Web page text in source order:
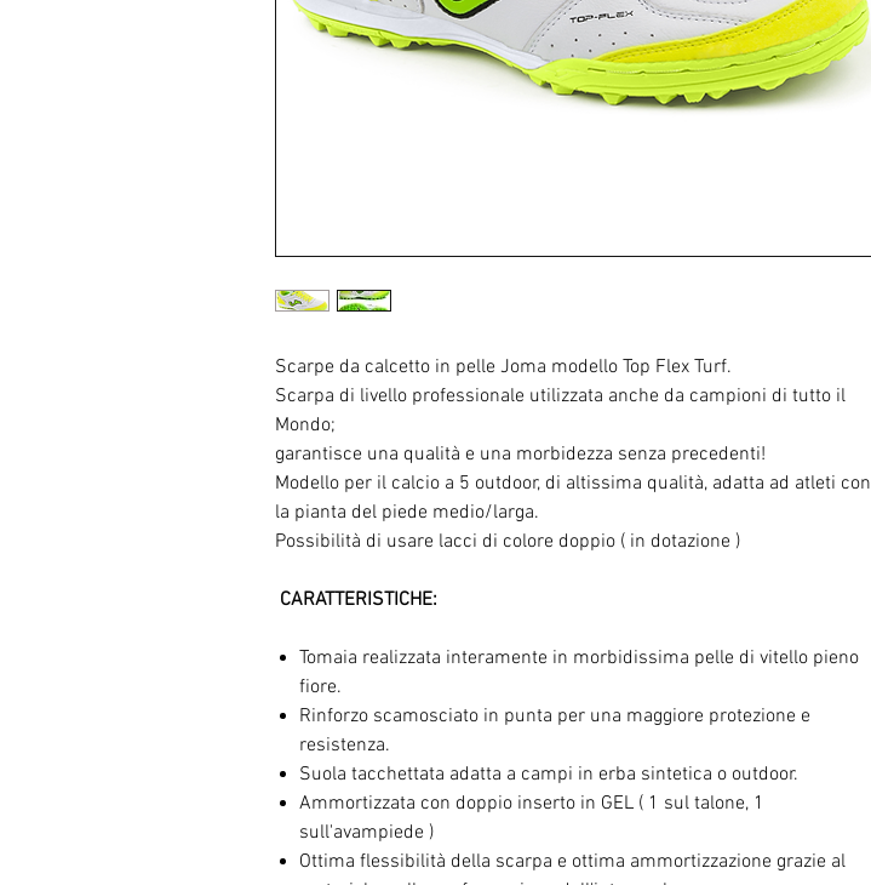
Scarpe da calcetto in pelle Joma modello Top Flex Turf.
Scarpa di livello professionale utilizzata anche da campioni di tutto il
Mondo;
garantisce una qualità e una morbidezza senza precedenti!
Modello per il calcio a 5 outdoor, di altissima qualità, adatta ad atleti con
la pianta del piede medio/larga.
Possibilità di usare lacci di colore doppio ( in dotazione )
CARATTERISTICHE:
Tomaia realizzata interamente in morbidissima pelle di vitello pieno
fiore.
Rinforzo scamosciato in punta per una maggiore protezione e
resistenza.
Suola tacchettata adatta a campi in erba sintetica o outdoor.
Ammortizzata con doppio inserto in GEL ( 1 sul talone, 1
sull'avampiede )
Ottima flessibilità della scarpa e ottima ammortizzazione grazie al